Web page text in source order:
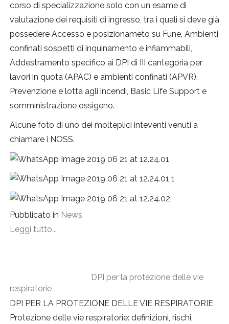
corso di specializzazione solo con un esame di
valutazione dei requisiti di ingresso, tra i quali si deve già
possedere Accesso e posizionameto su Fune, Ambienti
confinati sospetti di inquinamento e infiammabili,
Addestramento specifico ai DPI di III cantegoria per
lavori in quota (APAC) e ambienti confinati (APVR),
Prevenzione e lotta agli incendi, Basic Life Support e
somministrazione ossigeno.
Alcune foto di uno dei molteplici inteventi venuti a
chiamare i NOSS.
Pubblicato in News
Leggi tutto...
DPI per la protezione delle vie
respiratorie
DPI PER LA PROTEZIONE DELLE VIE RESPIRATORIE
Protezione delle vie respiratorie: definizioni, rischi,